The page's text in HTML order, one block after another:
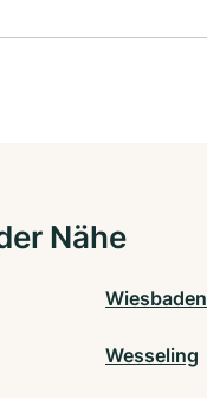
Nähe
Wiesbaden
Wesseling